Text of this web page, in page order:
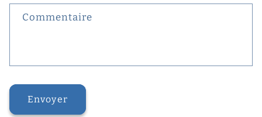
Commentaire
Envoyer